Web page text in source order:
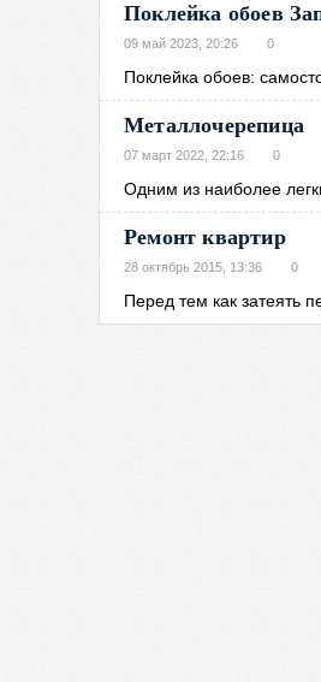
Поклейка обоев
09 май 2023, 20:26 0
Поклейка обоев:
Металлочерепица
07 март 2022, 22:16 0
Одним из наиболее
Ремонт квартир
28 октябрь 2015, 13:36 0
Перед тем как затеять